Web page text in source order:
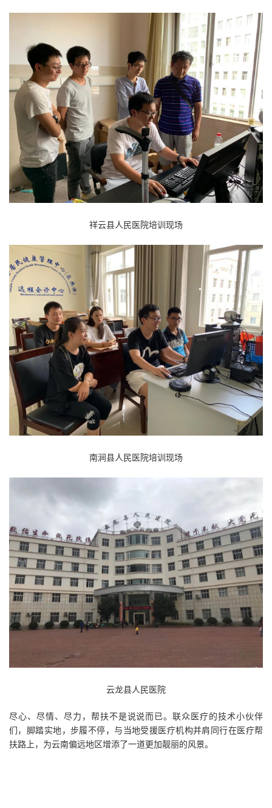
祥云县人民医院培训现场
南涧县人民医院培训现场
云龙县人民医院
尽心、尽情、尽力，帮扶不是说说而已。联众医疗的技术小伙伴
们，脚踏实地，步履不停，与当地受援医疗机构并肩同行在医疗帮
扶路上，为云南偏远地区增添了一道更加靓丽的风景。